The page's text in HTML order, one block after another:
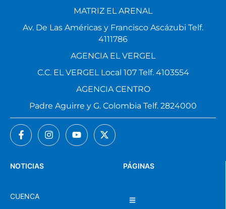
PÁGINAS
NOTICIAS
CUENCA
MATRIZ EL ARENAL
Av. De Las Américas y Francisco Ascázubi Telf.
4111786
AGENCIA EL VERGEL
C.C. EL VERGEL Local 107 Telf. 4103554
AGENCIA CENTRO
Padre Aguirre y G. Colombia Telf. 2824000